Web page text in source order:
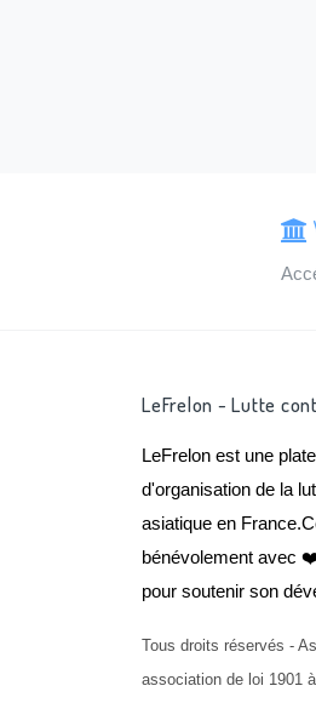
LeFrelon - Lutte
LeFrelon est une
d'organisation de la
asiatique en
bénévolement avec
pour soutenir son
Tous droits réservés -
association de loi 1901